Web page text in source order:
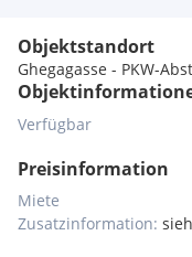
Objektstandort
Ghegagasse - PKW-
Verfügbar
Preisinformation
Miete
Zusatzinformation: